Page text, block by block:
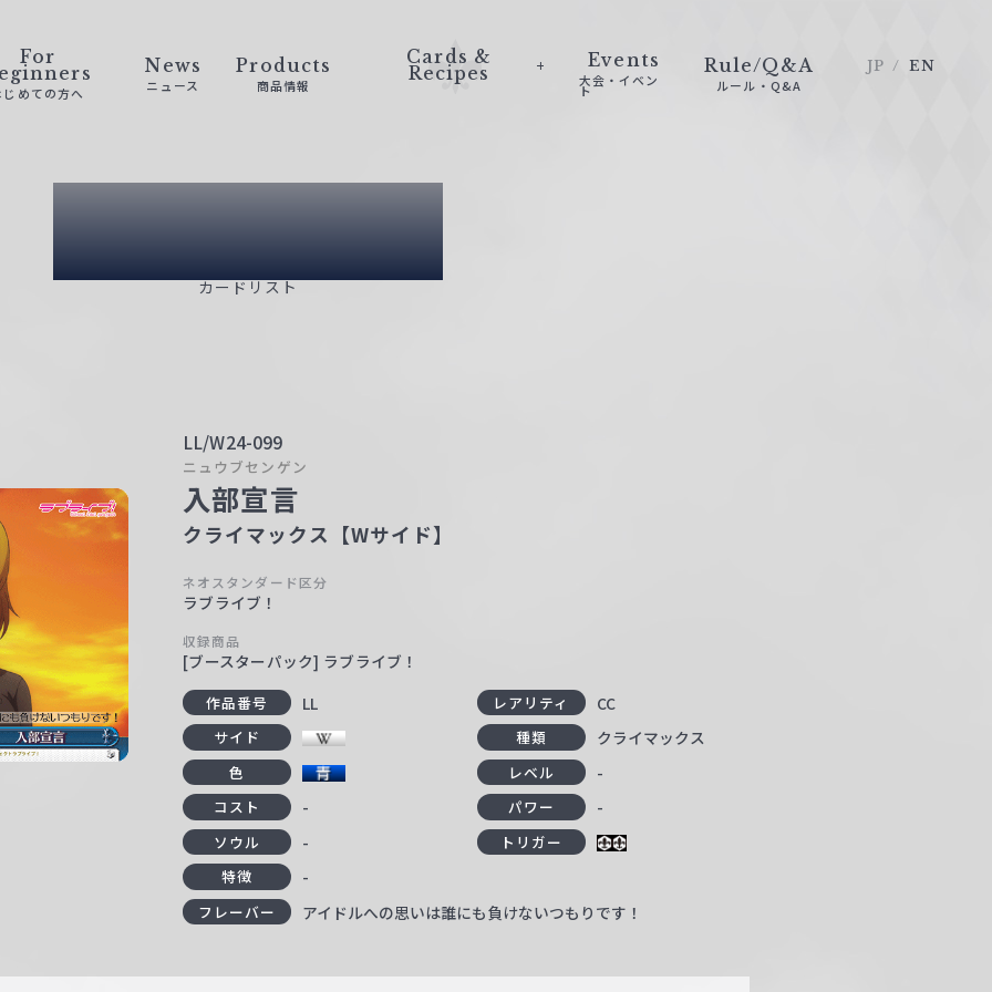
For
じめての方へ
News
ニュース
Products
商品情報
Cards &
Recipes
Events
大会・イベン
ト
Rule/Q&A
ルール・Q&A
JP EN
Card List
カードリスト
LL/W24-099
ニュウブセンゲン
入部宣言
クライマックス【Wサイド】
ネオスタンダード区分
ラブライブ！
収録商品
[ブースターパック] ラブライブ！
作品番号 LL レアリティ CC
サイド 種類 クライマックス
色 レベル -
コスト - パワー -
ソウル -
トリガー
特徴
-
フレーバー アイドルへの思いは誰にも負けないつもりです！